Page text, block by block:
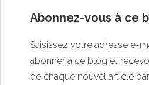
Abonnez-vous à ce
Saisissez votre adresse e-
abonner à ce blog et
de chaque nouvel article